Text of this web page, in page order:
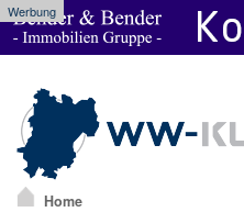
Werbung
Home